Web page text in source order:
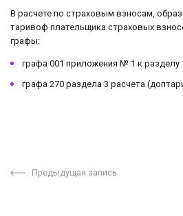
В расчете по страховым взносам,
таривоф плательщика страховых
графы:
графа 001 приложения № 1 к разделу
графа 270 раздела 3 расчета
Предыдущая запись